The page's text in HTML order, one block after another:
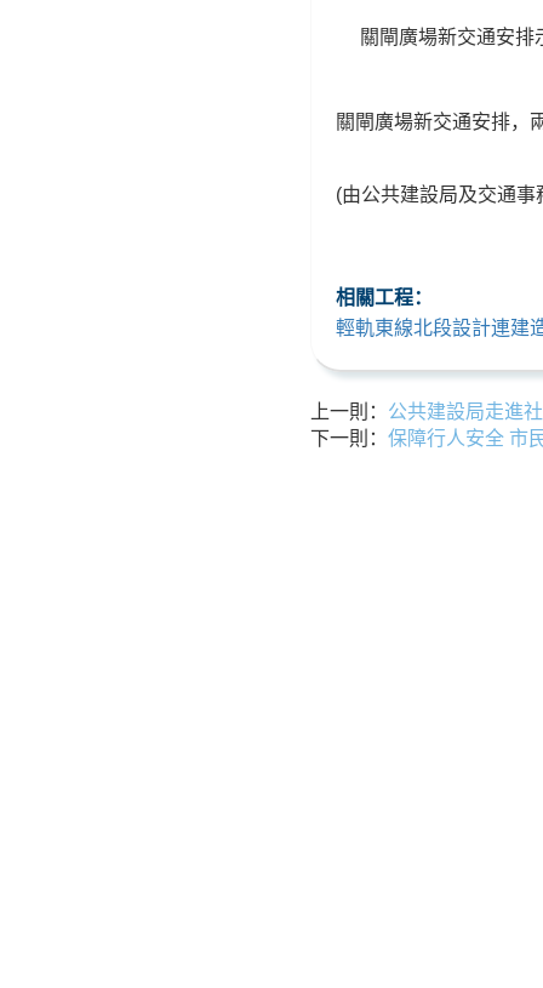
關閘廣場新交通安排
關閘廣場新交通安排，
(由公共建設局及交通事
相關工程：
輕軌東線北段設計連建
上一則： 公共建設局走進
下一則： 保障行人安全 市